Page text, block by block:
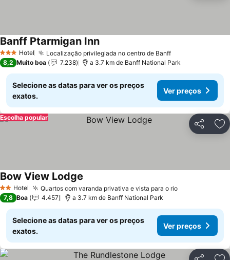
3 EstrelasHotel Localização privilegiada no centro de Banff
Banff Ptarmigan Inn
8,2 Muito boa 7.238 a 3.7 km de Banff National Park
Selecione as datas para ver os preços
exatos.
Ver preços
Partilhar
Escolha popular
2 Estrelas
Hotel Quartos com varanda privativa e vista para o rio
Bow View Lodge
7,8 Boa 4.457 a 3.7 km de Banff National Park
Selecione as datas para ver os preços
exatos.
Ver preços